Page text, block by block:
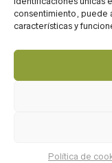
consentimiento, puede
características y
Política de